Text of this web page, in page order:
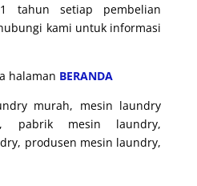
tahun setiap pembelian
kami untuk informasi
halaman BERANDA
murah, mesin laundry
pabrik mesin laundry,
produsen mesin laundry,